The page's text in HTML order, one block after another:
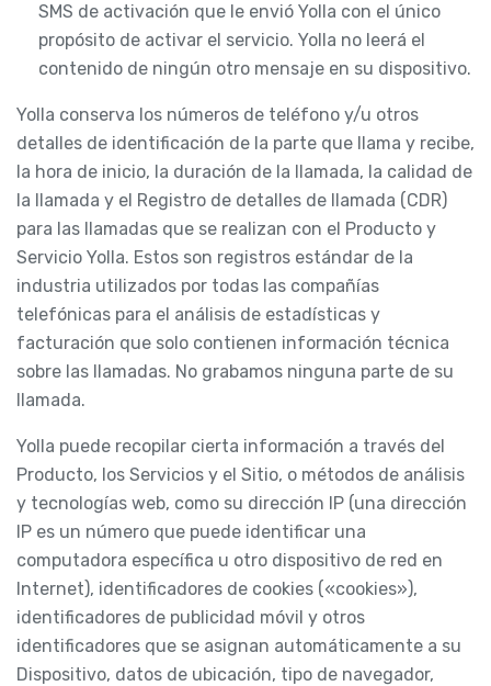
SMS de activación que le envió Yolla con el único
propósito de activar el servicio. Yolla no leerá el
contenido de ningún otro mensaje en su dispositivo.
Yolla conserva los números de teléfono y/u otros
detalles de identificación de la parte que llama y recibe,
la hora de inicio, la duración de la llamada, la calidad de
la llamada y el Registro de detalles de llamada (CDR)
para las llamadas que se realizan con el Producto y
Servicio Yolla. Estos son registros estándar de la
industria utilizados por todas las compañías
telefónicas para el análisis de estadísticas y
facturación que solo contienen información técnica
sobre las llamadas. No grabamos ninguna parte de su
llamada.
Yolla puede recopilar cierta información a través del
Producto, los Servicios y el Sitio, o métodos de análisis
y tecnologías web, como su dirección IP (una dirección
IP es un número que puede identificar una
computadora específica u otro dispositivo de red en
Internet), identificadores de cookies («cookies»),
identificadores de publicidad móvil y otros
identificadores que se asignan automáticamente a su
Dispositivo, datos de ubicación, tipo de navegador,